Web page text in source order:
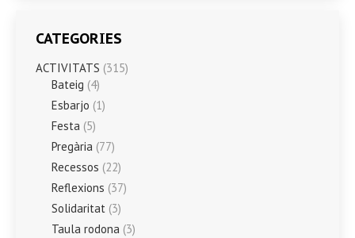
CATEGORIES
ACTIVITATS (315)
Bateig (4)
Esbarjo (1)
Festa (5)
Pregària (77)
Recessos (22)
Reflexions (37)
Solidaritat (3)
Taula rodona (3)